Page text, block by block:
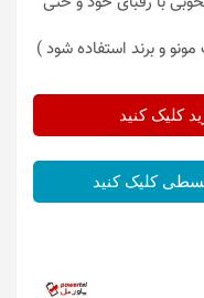
و برند استفاده شود )
کلیک کنید
کلیک کنید